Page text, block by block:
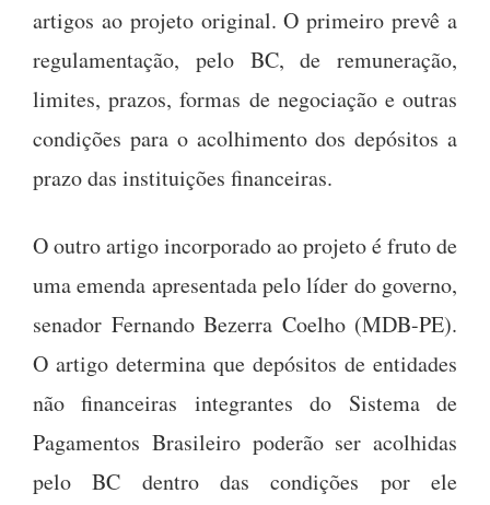
artigos ao projeto original. O primeiro prevê a
regulamentação, pelo BC, de remuneração,
limites, prazos, formas de negociação e outras
condições para o acolhimento dos depósitos a
prazo das instituições financeiras.
O outro artigo incorporado ao projeto é fruto de
uma emenda apresentada pelo líder do governo,
senador Fernando Bezerra Coelho (MDB-PE).
O artigo determina que depósitos de entidades
não financeiras integrantes do Sistema de
Pagamentos Brasileiro poderão ser acolhidas
pelo BC dentro das condições por ele